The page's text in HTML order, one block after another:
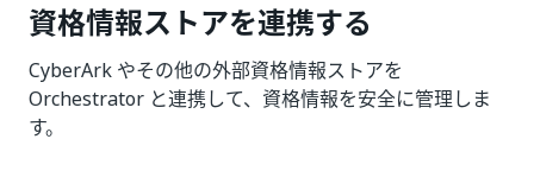
資格情報ストアを連携する
CyberArk やその他の外部資格情報ストアを
Orchestrator と連携して、資格情報を安全に管理しま
す。